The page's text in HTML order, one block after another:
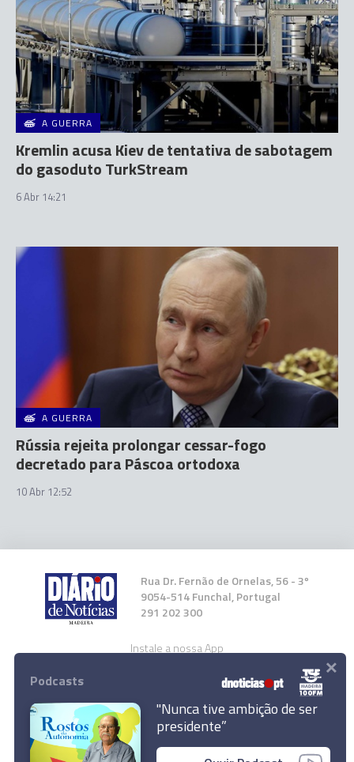
Zelensky condena novo ataque russo a Odessa
A GUERRA
Kremlin acusa Kiev de tentativa de sabotagem
do gasoduto TurkStream
6 Abr 14:21
A GUERRA
Rússia rejeita prolongar cessar-fogo
decretado para Páscoa ortodoxa
10 Abr 12:52
Rua Dr. Fernão de Ornelas, 56 - 3º
9054-514 Funchal, Portugal
291 202 300
Instale a nossa App
© 2026 Empresa Diário de Notícias, Lda.
Podcasts
"Nunca tive ambição de ser
presidente”
×